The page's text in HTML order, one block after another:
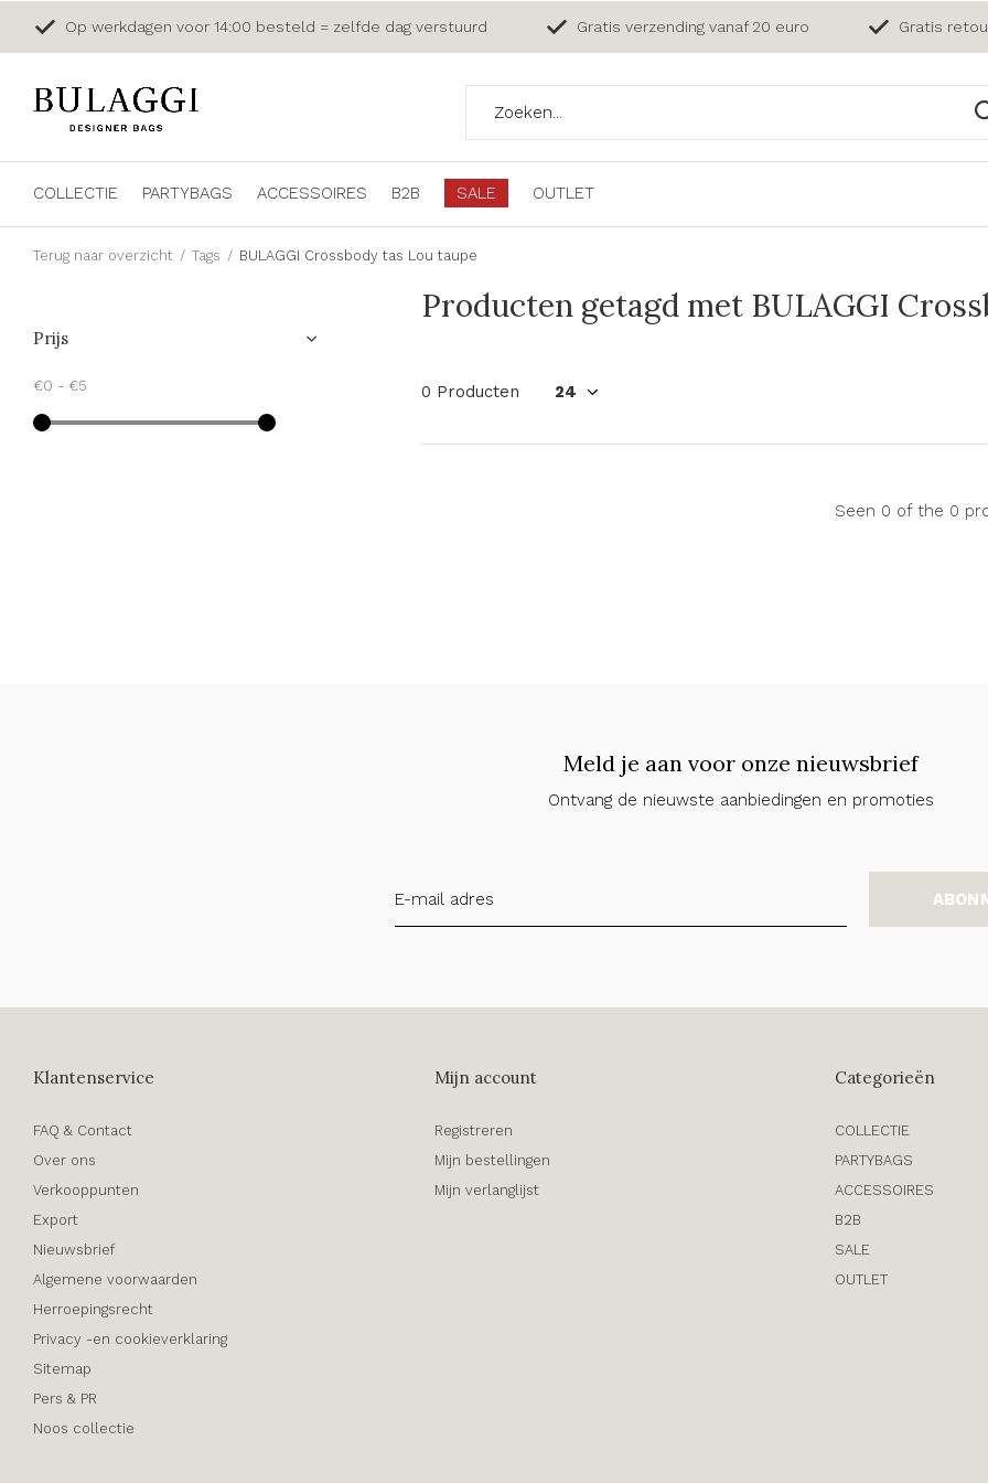
COLLECTIE PARTYBAGS ACCESSOIRES B2B SALE OUTLET
Op werkdagen voor 14:00 besteld = zelfde dag verstuurd Gratis verzending vanaf 20 euro Gratis
Terug naar overzicht Tags BULAGGI Crossbody tas Lou taupe
Producten getagd met BULAGGI
0 Producten
Seen 0 of the 0
Prijs
€0 - €5
Meld je aan voor onze nieuwsbrief
Ontvang de nieuwste aanbiedingen en promoties
Klantenservice
FAQ & Contact
Over ons
Verkooppunten
Export
Nieuwsbrief
Algemene voorwaarden
Herroepingsrecht
Privacy -en cookieverklaring
Sitemap
Pers & PR
Noos collectie
Mijn account
Registreren
Mijn bestellingen
Mijn verlanglijst
Categorieën
COLLECTIE
PARTYBAGS
ACCESSOIRES
B2B
SALE
OUTLET